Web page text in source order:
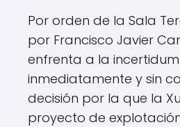
Por orden de la Sala
por Francisco Javier
enfrenta a la
inmediatamente y sin
decisión por la que la
proyecto de